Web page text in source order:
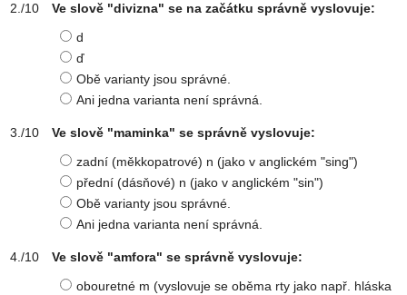
Ve slově "divizna" se na začátku správně vyslovuje:
d
ď
Obě varianty jsou správné.
Ani jedna varianta není správná.
Ve slově "maminka" se správně vyslovuje:
zadní (měkkopatrové) n (jako v anglickém "sing")
přední (dásňové) n (jako v anglickém "sin")
Obě varianty jsou správné.
Ani jedna varianta není správná.
Ve slově "amfora" se správně vyslovuje:
obouretné m (vyslovuje se oběma rty jako např. hláska